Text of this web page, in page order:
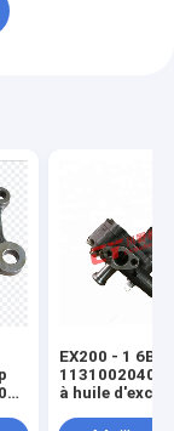
EX200 - 1
1131002040
à huile